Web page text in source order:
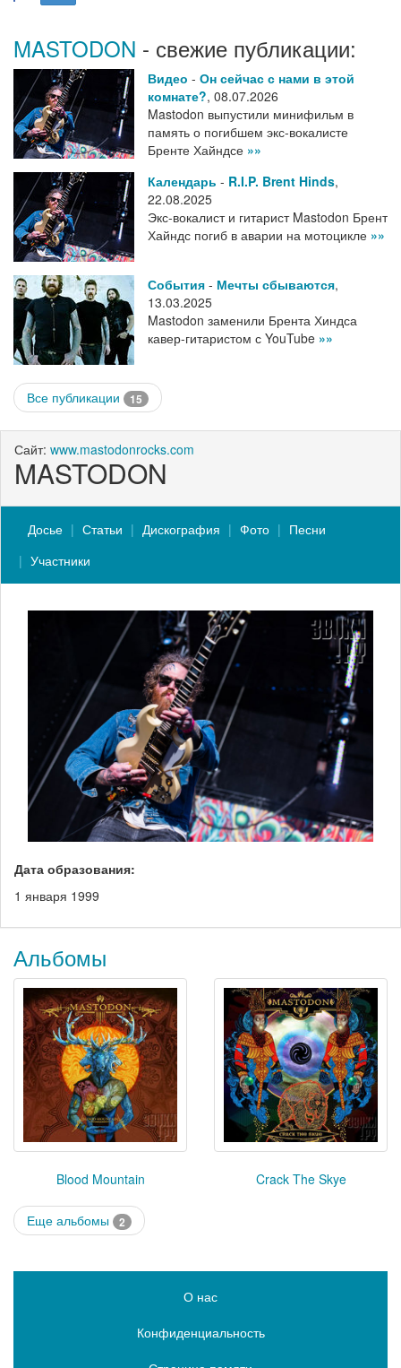
MASTODON - свежие публикации:
Видео - Он сейчас с нами в этой
комнате?, 08.07.2026
Mastodon выпустили минифильм в
память о погибшем экс-вокалисте
Бренте Хайндсе »»
Календарь - R.I.P. Brent Hinds,
22.08.2025
Экс-вокалист и гитарист Mastodon Брент
Хайндс погиб в аварии на мотоцикле »»
События - Мечты сбываются,
13.03.2025
Mastodon заменили Брента Хиндса
кавер-гитаристом с YouTube »»
Все публикации 15
Сайт: www.mastodonrocks.com
MASTODON
Досье Статьи Дискография Фото
Песни
Участники
Дата образования:
1 января 1999
Альбомы
Blood Mountain Crack The Skye
Еще альбомы 2
О нас
Конфиденциальность